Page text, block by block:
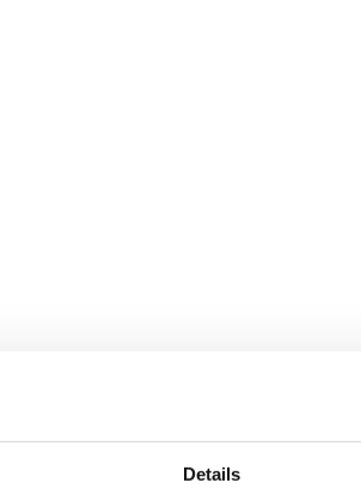
Details